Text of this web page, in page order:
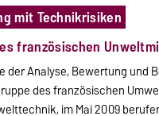
mit Technikrisiken
französischen
der Analyse, Bewertung und
des französischen
im Mai 2009